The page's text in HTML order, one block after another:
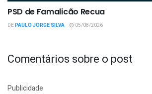
PSD de Famalicão Recua
DEPAULO JORGE SILVA 05/08/2026
Comentários sobre o post
Publicidade